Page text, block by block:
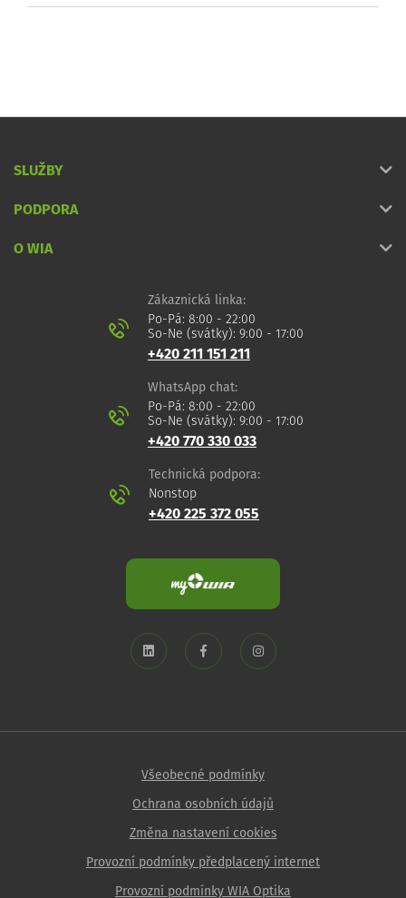
SLUŽBY
PODPORA
O WIA
Zákaznická linka:
Po-Pá: 8:00 - 22:00
So-Ne (svátky): 9:00 - 17:00
+420 211 151 211
WhatsApp chat:
Po-Pá: 8:00 - 22:00
So-Ne (svátky): 9:00 - 17:00
+420 770 330 033
Technická podpora:
Nonstop
+420 225 372 055
Všeobecné podmínky
Ochrana osobních údajů
Změna nastavení cookies
Provozní podmínky předplacený internet
Provozní podmínky WIA Optika